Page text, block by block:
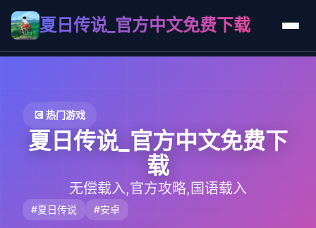
夏日传说_官方中文免费下载
💽 热门游戏
夏日传说_官方中文免费下
载
无偿载入,官方攻略,国语载入
#夏日传说 #安卓